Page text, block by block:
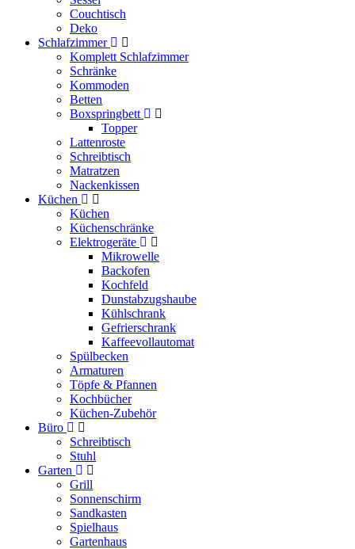
Couchtisch
Deko
Schlafzimmer
Komplett Schlafzimmer
Schränke
Kommoden
Betten
Boxspringbett
Topper
Lattenroste
Schreibtisch
Matratzen
Nackenkissen
Küchen
Küchen
Küchenschränke
Elektrogeräte
Mikrowelle
Backofen
Kochfeld
Dunstabzugshaube
Kühlschrank
Gefrierschrank
Kaffeevollautomat
Spülbecken
Armaturen
Töpfe & Pfannen
Kochbücher
Küchen-Zubehör
Büro
Schreibtisch
Stuhl
Garten
Grill
Sonnenschirm
Sandkasten
Spielhaus
Gartenhaus